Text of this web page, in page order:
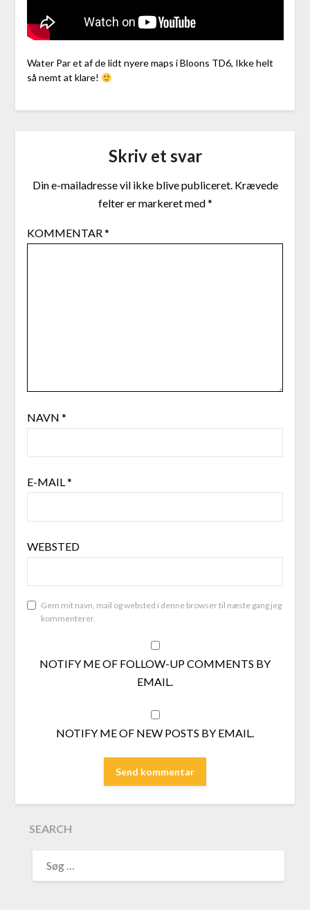
Water Par et af de lidt nyere maps i Bloons TD6, Ikke helt
så nemt at klare!
Skriv et svar
Din e-mailadresse vil ikke blive publiceret. Krævede
felter er markeret med*
KOMMENTAR*
NAVN *
E-MAIL*
WEBSTED
Gem mit navn, mail og websted i denne browser til næste gang jeg
kommenterer.
NOTIFY ME OF FOLLOW-UP COMMENTS BY
EMAIL.
NOTIFY ME OF NEW POSTS BY EMAIL.
SEARCH
EFTER: